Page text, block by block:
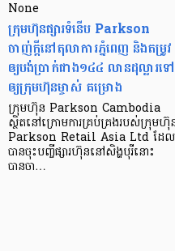
None
ក្រុមហ៊ុនផ្សារទំនើប Parkson
ចាញ់ក្ដីនៅតុលាការភ្នំពេញ និងតម្រូវ
ឲ្យបង់ប្រាក់ជាង១៤៤ លានដុល្លារទៅ
ឲ្យក្រុមហ៊ុនម្ចាស់ គម្រោង
ក្រុមហ៊ុន Parkson Cambodia
ស្ថិតនៅក្រោមការគ្រប់គ្រងរបស់ក្រុមហ៊ុ
Parkson Retail Asia Ltd ដែល
បានចុះបញ្ចីផ្សារហ៊ុននៅសិង្ហបុរីនោះ
បានចា…